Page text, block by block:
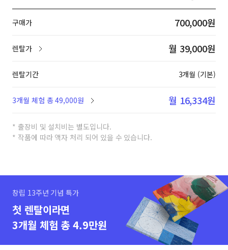
구매가 700,000원
렌탈가 월 39,000원
렌탈기간 3개월 (기본)
3개월 체험 총 49,000원 월 16,334원
* 출장비 및 설치비는 별도입니다.
* 작품에 따라 액자 처리 되어 있을 수 있습니다.
창립 13주년 기념 특가
첫 렌탈이라면
3개월 체험 총 4.9만원